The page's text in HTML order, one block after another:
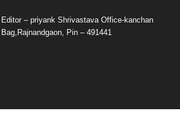
Editor – priyank Shrivastava Office-kanchan
Bag,Rajnandgaon, Pin – 491441